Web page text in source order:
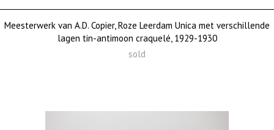
Meesterwerk van A.D. Copier, Roze Leerdam Unica met verschillende
lagen tin-antimoon craquelé, 1929-1930
sold